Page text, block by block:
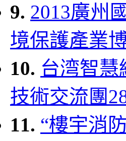
9. 2013廣州
境保護產業
10. 台湾智
技術交流團
11. “樓宇消